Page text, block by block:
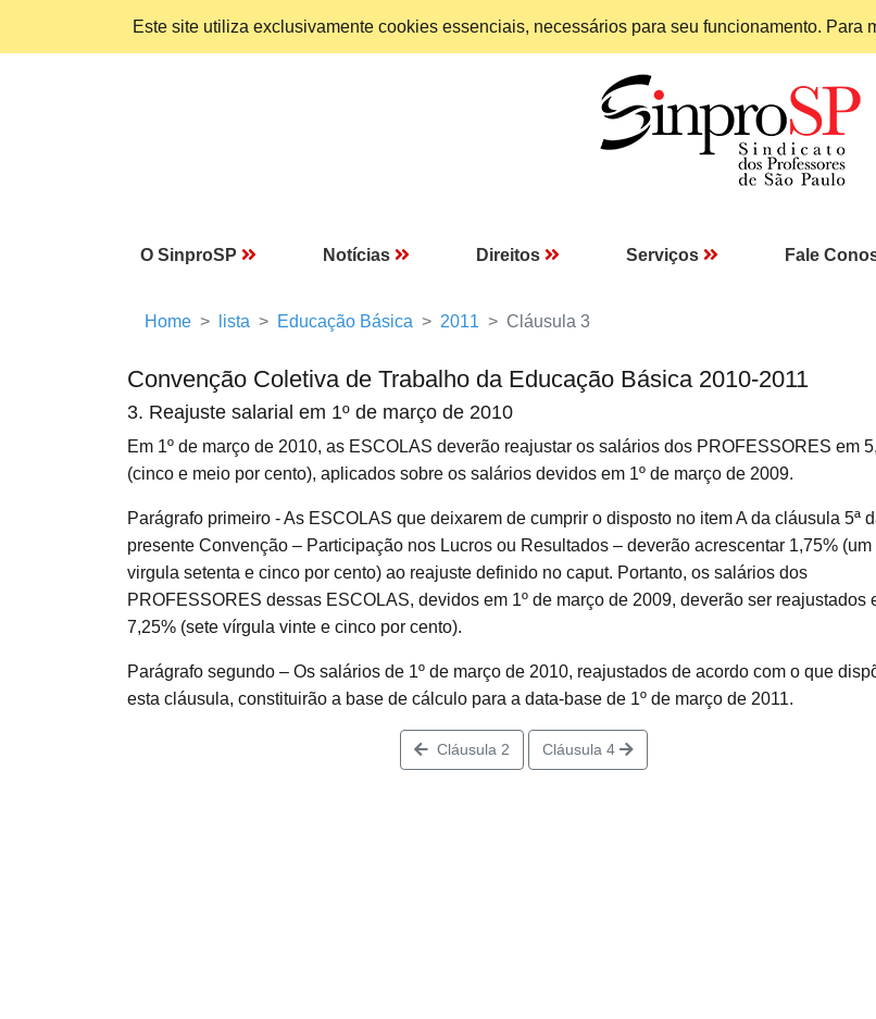
Este site utiliza exclusivamente cookies essenciais, necessários para seu funcionamento. Para
O SinproSP Notícias Direitos Serviços Fale
Home lista Educação Básica 2011 Cláusula 3
Convenção Coletiva de Trabalho da Educação Básica 2010-2011
3. Reajuste salarial em 1º de março de 2010
Em 1º de março de 2010, as ESCOLAS deverão reajustar os salários dos PROFESSORES em
(cinco e meio por cento), aplicados sobre os salários devidos em 1º de março de 2009.
Parágrafo primeiro - As ESCOLAS que deixarem de cumprir o disposto no item A da cláusula 5ª
presente Convenção – Participação nos Lucros ou Resultados – deverão acrescentar 1,75% (um
virgula setenta e cinco por cento) ao reajuste definido no caput. Portanto, os salários dos
PROFESSORES dessas ESCOLAS, devidos em 1º de março de 2009, deverão ser reajustados
7,25% (sete vírgula vinte e cinco por cento).
Parágrafo segundo – Os salários de 1º de março de 2010, reajustados de acordo com o que
esta cláusula, constituirão a base de cálculo para a data-base de 1º de março de 2011.
Cláusula 2 Cláusula 4